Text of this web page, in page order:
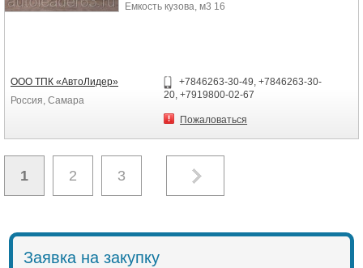
Емкость кузова, м3 16
ООО ТПК «АвтоЛидер»
Россия, Самара
+7846263-30-49, +7846263-30-
20, +7919800-02-67
Пожаловаться
1 2 3
Заявка на закупку